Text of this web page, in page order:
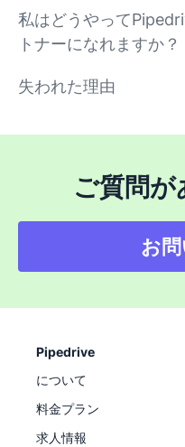
私はどうやって
トナーになれますか？
失われた理由
ご質問が
お
Pipedrive
について
料金プラン
求人情報